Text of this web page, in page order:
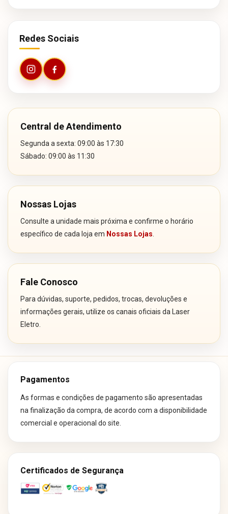
Redes Sociais
Central de Atendimento
Segunda a sexta: 09:00 às 17:30
Sábado: 09:00 às 11:30
Nossas Lojas
Consulte a unidade mais próxima e confirme o horário
específico de cada loja em Nossas Lojas
Fale Conosco
Para dúvidas, suporte, pedidos, trocas, devoluções e
informações gerais, utilize os canais oficiais da Laser
Eletro.
Pagamentos
As formas e condições de pagamento são apresentadas
na finalização da compra, de acordo com a disponibilidade
comercial e operacional do site.
Certificados de Segurança